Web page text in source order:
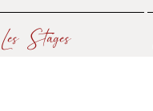
Les Stages